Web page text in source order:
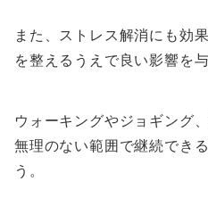
また、ストレス解消にも効
を整えるうえで良い影響を与
ウォーキングやジョギング
無理のない範囲で継続でき
う。